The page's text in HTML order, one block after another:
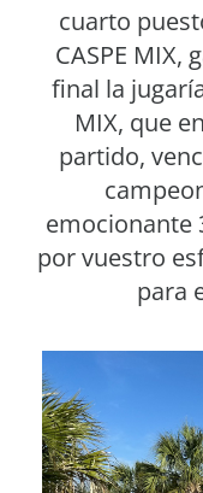
cuarto
CASPE MIX,
final la
MIX, que
partido,
emocionante
por vuestro
para